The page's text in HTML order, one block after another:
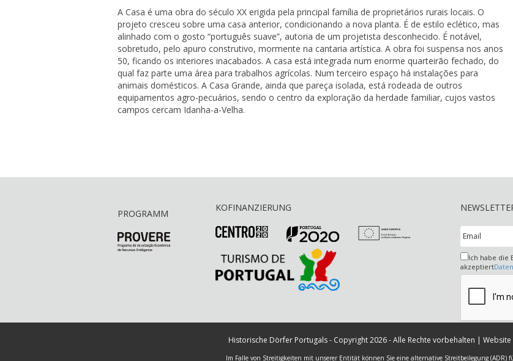
A Casa é uma obra do século XX erigida pela principal família de proprietários rurais locais. O
projeto cresceu sobre uma casa anterior, condicionando a nova planta. É de estilo eclético, mas
alinhado com o gosto “português suave”, autoria de um projetista desconhecido. É notável,
sobretudo, pelo apuro construtivo, mormente na cantaria artística. A obra foi suspensa nos anos
50, ficando os interiores inacabados. A casa está integrada num enorme quarteirão fechado, do
qual faz parte uma área para trabalhos agrícolas. Num terceiro espaço há instalações para
animais domésticos. A Casa Grande, ainda que pareça isolada, está rodeada de outros
equipamentos agro-pecuários, sendo o centro da exploração da herdade familiar, cujos vastos
campos cercam Idanha-a-Velha.
PROGRAMM
KOFINANZIERUNG
Ich habe die
akzeptiert
Historische Dörfer Portugals - Copyright 2026 - Alle Rechte vorbehalten |
Im Falle von Streitigkeiten mit unserer Entität können Sie eine alternative Streitbeilegung (ADR)